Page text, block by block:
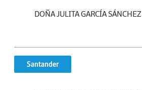
DOÑA JULITA GARCÍA SÁNCHEZ
Santander